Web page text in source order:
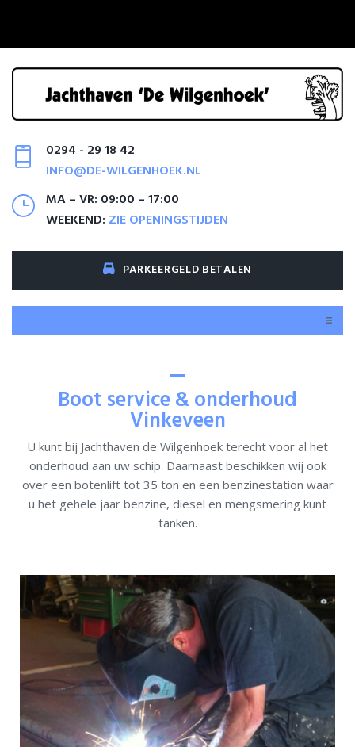
0294 - 29 18 42
INFO@DE-WILGENHOEK.NL
MA – VR: 09:00 – 17:00
WEEKEND: ZIE OPENINGSTIJDEN
PARKEERGELD BETALEN
Ligplaatsen
Service
Informatie
Boot service & onderhoud
Vinkeveen
U kunt bij Jachthaven de Wilgenhoek terecht voor al het
onderhoud aan uw schip. Daarnaast beschikken wij ook
over een botenlift tot 35 ton en een benzinestation waar
u het gehele jaar benzine, diesel en mengsmering kunt
tanken.